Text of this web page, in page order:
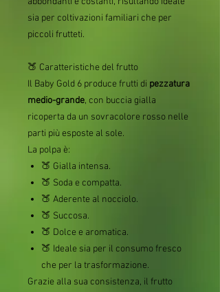
sia per coltivazioni familiari che per
piccoli frutteti.
🍑 Caratteristiche del frutto
Il Baby Gold 6 produce frutti di pezzatura
medio-grande, con buccia gialla
ricoperta da un sovracolore rosso nelle
parti più esposte al sole.
La polpa è:
🍑 Gialla intensa.
🍑 Soda e compatta.
🍑 Aderente al nocciolo.
🍑 Succosa.
🍑 Dolce e aromatica.
🍑 Ideale sia per il consumo fresco
che per la trasformazione.
Grazie alla sua consistenza, il frutto